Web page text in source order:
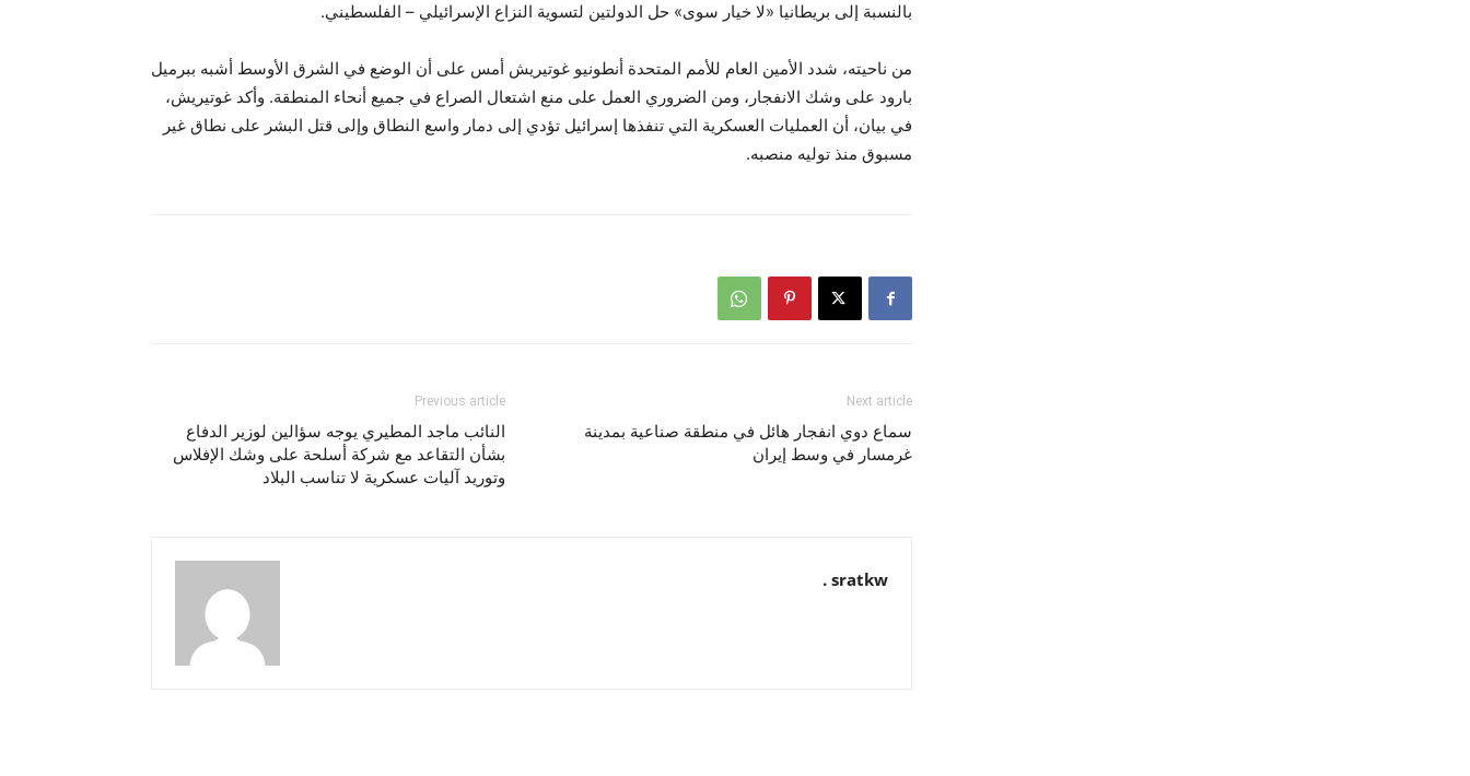
بالنسبة إلى بريطانيا «لا خيار سوى» حل الدولتين لتسوية النزاع الإسرائيلي – الفلسطيني.
من ناحيته، شدد الأمين العام للأمم المتحدة أنطونيو غوتيريش أمس على أن الوضع في الشرق الأوسط أشبه ببرميل
بارود على وشك الانفجار، ومن الضروري العمل على منع اشتعال الصراع في جميع أنحاء المنطقة. وأكد غوتيريش،
في بيان، أن العمليات العسكرية التي تنفذها إسرائيل تؤدي إلى دمار واسع النطاق وإلى قتل البشر على نطاق غير
مسبوق منذ توليه منصبه.
Previous article
النائب ماجد المطيري يوجه سؤالين لوزير الدفاع
بشأن التقاعد مع شركة أسلحة على وشك الإفلاس
وتوريد آليات عسكرية لا تناسب البلاد
Next article
سماع دوي انفجار هائل في منطقة صناعية بمدينة
غرمسار في وسط إيران
sratkw .